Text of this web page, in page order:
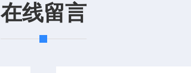
在线留言